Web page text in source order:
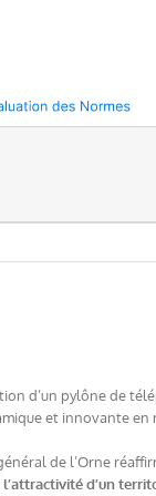
d’un pylône de
et innovante en
de l’Orne
l’attractivité d’un